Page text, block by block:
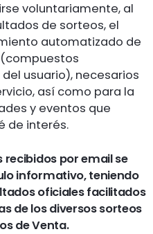
voluntariamente, al
de sorteos, el
automatizado de
usuario), necesarios
así como para la
y eventos que
de interés.
recibidos por email se
informativo, teniendo
oficiales facilitados
de los diversos sorteos
de Venta.